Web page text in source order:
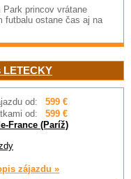
Park princov vrátane
futbalu ostane čas aj na
LETECKY
od:
599 €
od:
599 €
France (Paríž)
zájazdu »